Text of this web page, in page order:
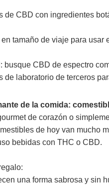
de CBD con ingredientes
tamaño de viaje para usar
busque CBD de espectro
de laboratorio de terceros
de la comida:
de corazón o
de hoy van mucho
bebidas con THC o CBD.
una forma sabrosa y sin